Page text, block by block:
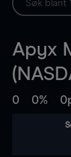
Apyx
0 0%